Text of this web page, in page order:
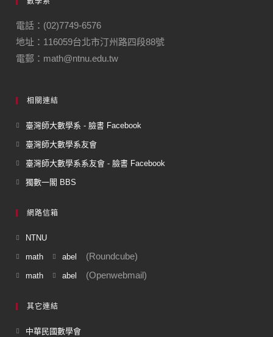
電話：(02)7749-6576
地址：116059台北市汀州路四段88號
電郵：math@ntnu.edu.tw
相關連結
臺灣師大數學系 - 臉書 Facebook
臺灣師大數學系友會
臺灣師大數學系系友會 - 臉書 Facebook
獨數一閣 BBS
網路信箱
NTNU
math abel (Roundcube)
math abel (Openwebmail)
其它連結
中華民國數學會